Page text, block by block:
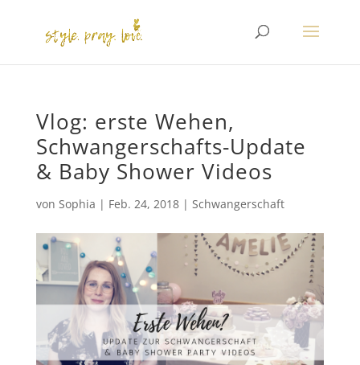
Vlog: erste Wehen,
Schwangerschafts-Update
& Baby Shower Videos
von Sophia | Feb. 24, 2018| Schwangerschaft